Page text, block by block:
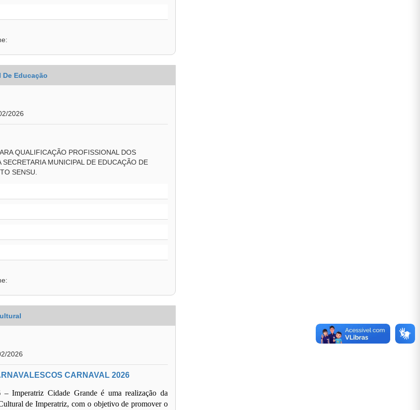
Educação
2026
QUALIFICAÇÃO PROFISSIONAL DOS
MUNICIPAL DE EDUCAÇÃO DE
SENSU.
2026
CARNAVAL 2026
Imperatriz Cidade Grande é uma realização da
de Imperatriz, com o objetivo de promover o